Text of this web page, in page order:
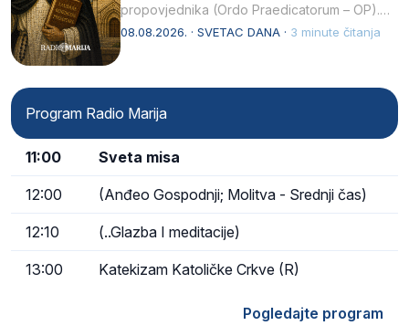
propovjednika (Ordo Praedicatorum – OP).
Svojim životom, dubokom ljubavlju prema
08.08.2026. · SVETAC DANA · 3 minute čitanja
Program Radio Marija
11:00 Sveta misa
12:00 (Anđeo Gospodnji; Molitva - Srednji čas)
12:10 (..Glazba I meditacije)
13:00 Katekizam Katoličke Crkve (R)
Pogledajte program